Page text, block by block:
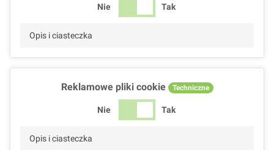
Nie Tak
Opis i ciasteczka
Reklamowe pliki cookie Techniczne
Nie Tak
Opis i ciasteczka